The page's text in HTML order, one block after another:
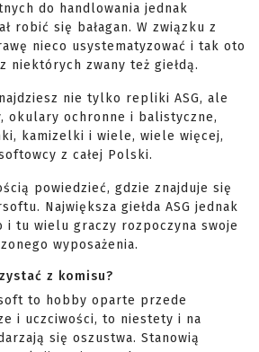
do handlowania jednak
robić się bałagan. W związku z
nieco usystematyzować i tak oto
niektórych zwany też giełdą.
nie tylko repliki ASG, ale
okulary ochronne i balistyczne,
kamizelki i wiele, wiele więcej,
z całej Polski.
powiedzieć, gdzie znajduje się
Największa giełda ASG jednak
i tu wielu graczy rozpoczyna swoje
wyposażenia.
z komisu?
to hobby oparte przede
i uczciwości, to niestety i na
się oszustwa. Stanowią